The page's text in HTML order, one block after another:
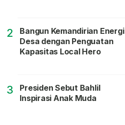
2
Bangun Kemandirian Energi
Desa dengan Penguatan
Kapasitas Local Hero
3
Presiden Sebut Bahlil
Inspirasi Anak Muda